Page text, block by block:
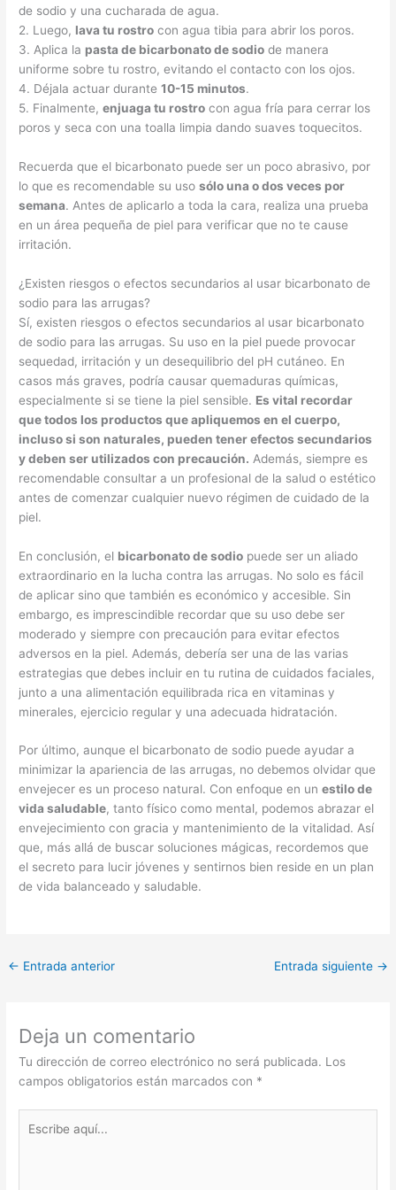
de sodio y una cucharada de agua.
2. Luego, lava tu rostro con agua tibia para abrir los poros.
3. Aplica la pasta de bicarbonato de sodio de manera
uniforme sobre tu rostro, evitando el contacto con los ojos.
4. Déjala actuar durante10-15 minutos.
5. Finalmente,enjuaga tu rostro con agua fría para cerrar los
poros y seca con una toalla limpia dando suaves toquecitos.
Recuerda que el bicarbonato puede ser un poco abrasivo, por
lo que es recomendable su usosólo una o dos veces por
semana. Antes de aplicarlo a toda la cara, realiza una prueba
en un área pequeña de piel para verificar que no te cause
irritación.
¿Existen riesgos o efectos secundarios al usar bicarbonato de
sodio para las arrugas?
Sí, existen riesgos o efectos secundarios al usar bicarbonato
de sodio para las arrugas. Su uso en la piel puede provocar
sequedad, irritación y un desequilibrio del pH cutáneo. En
casos más graves, podría causar quemaduras químicas,
especialmente si se tiene la piel sensible. Es vital recordar
que todos los productos que apliquemos en el cuerpo,
incluso si son naturales, pueden tener efectos secundarios
y deben ser utilizados con precaución. Además, siempre es
recomendable consultar a un profesional de la salud o estético
antes de comenzar cualquier nuevo régimen de cuidado de la
piel.
En conclusión, el bicarbonato de sodio puede ser un aliado
extraordinario en la lucha contra las arrugas. No solo es fácil
de aplicar sino que también es económico y accesible. Sin
embargo, es imprescindible recordar que su uso debe ser
moderado y siempre con precaución para evitar efectos
adversos en la piel. Además, debería ser una de las varias
estrategias que debes incluir en tu rutina de cuidados faciales,
junto a una alimentación equilibrada rica en vitaminas y
minerales, ejercicio regular y una adecuada hidratación.
Por último, aunque el bicarbonato de sodio puede ayudar a
minimizar la apariencia de las arrugas, no debemos olvidar que
envejecer es un proceso natural. Con enfoque en unestilo de
vida saludable, tanto físico como mental, podemos abrazar el
envejecimiento con gracia y mantenimiento de la vitalidad. Así
que, más allá de buscar soluciones mágicas, recordemos que
el secreto para lucir jóvenes y sentirnos bien reside en un plan
de vida balanceado y saludable.
← Entrada anterior Entrada siguiente →
Deja un comentario
Tu dirección de correo electrónico no será publicada. Los
campos obligatorios están marcados con *
aquí...